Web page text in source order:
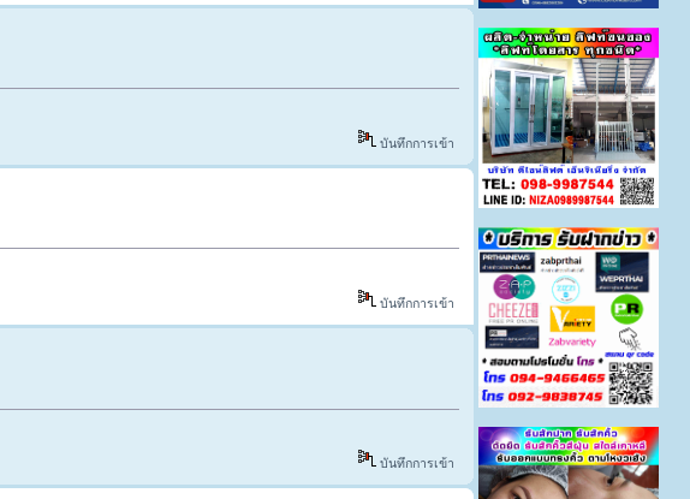
บันทึกการเข้า
บันทึกการเข้า
บันทึกการเข้า